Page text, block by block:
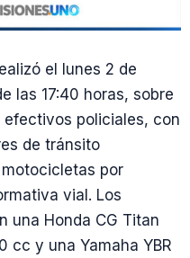
el lunes 2 de
las 17:40 horas, sobre
efectivos policiales, con
de tránsito
por
vial. Los
una Honda CG Titan
cc y una Yamaha YBR